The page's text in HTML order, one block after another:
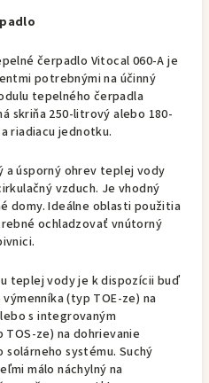
čerpadlo Vitocal 060-A je
potrebnými na účinný
tepelného čerpadla
skriňa 250-litrový alebo 180-
riadiacu jednotku.
a úsporný ohrev teplej vody
vzduch. Je vhodný
domy. Ideálne oblasti použitia
ochladzovať vnútorný
teplej vody je k dispozícii buď
(typ TOE-ze) na
s integrovaným
ze) na dohrievanie
systému. Suchý
málo náchylný na